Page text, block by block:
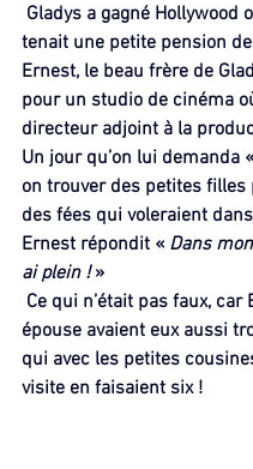
Gladys a gagné Hollywood
tenait une petite pension
Ernest, le beau frère de
pour un studio de cinéma
directeur adjoint à la
Un jour qu’on lui demanda
on trouver des petites filles
des fées qui voleraient dans
Ernest répondit « Dans
ai plein ! »
Ce qui n’était pas faux, car
épouse avaient eux aussi
qui avec les petites
visite en faisaient six !